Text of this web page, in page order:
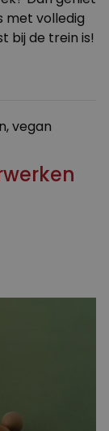
met volledig
bij de trein is!
,vegan